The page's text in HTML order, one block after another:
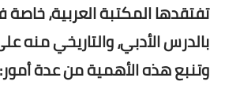
تفتقدها المكتبة العربية،
بالدرس الأدبي، والتاريخي منه
وتنبع هذه الأهمية من عدة أمور: